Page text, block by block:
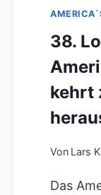
38.
kehrt
Von Lars
Das